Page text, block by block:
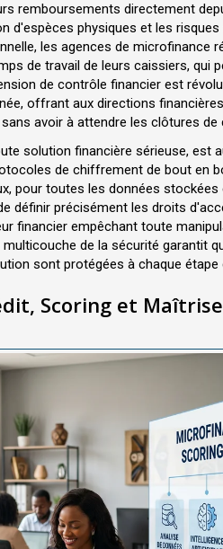
remboursements directement
d'espèces physiques et les
les agences de microfinance
de travail de leurs caissiers, qui
de contrôle financier est
offrant aux directions
avoir à attendre les clôtures de
solution financière sérieuse, est
de chiffrement de bout en
pour toutes les données stockées
définir précisément les droits
financier empêchant toute
de la sécurité garantit
sont protégées à chaque étape
Scoring et